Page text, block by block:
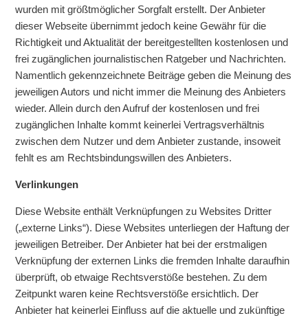
wurden mit größtmöglicher Sorgfalt erstellt. Der Anbieter
dieser Webseite übernimmt jedoch keine Gewähr für die
Richtigkeit und Aktualität der bereitgestellten kostenlosen und
frei zugänglichen journalistischen Ratgeber und Nachrichten.
Namentlich gekennzeichnete Beiträge geben die Meinung des
jeweiligen Autors und nicht immer die Meinung des Anbieters
wieder. Allein durch den Aufruf der kostenlosen und frei
zugänglichen Inhalte kommt keinerlei Vertragsverhältnis
zwischen dem Nutzer und dem Anbieter zustande, insoweit
fehlt es am Rechtsbindungswillen des Anbieters.
Verlinkungen
Diese Website enthält Verknüpfungen zu Websites Dritter
(„externe Links“). Diese Websites unterliegen der Haftung der
jeweiligen Betreiber. Der Anbieter hat bei der erstmaligen
Verknüpfung der externen Links die fremden Inhalte daraufhin
überprüft, ob etwaige Rechtsverstöße bestehen. Zu dem
Zeitpunkt waren keine Rechtsverstöße ersichtlich. Der
Anbieter hat keinerlei Einfluss auf die aktuelle und zukünftige